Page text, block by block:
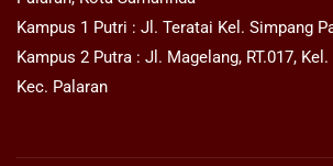
Kampus 1 Putri : Jl. Teratai Kel. Simpang
Kampus 2 Putra : Jl. Magelang, RT.017,
Kec. Palaran